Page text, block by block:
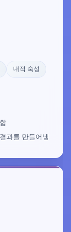
내적 숙성
과를 만들어냄